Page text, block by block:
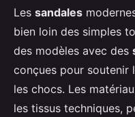
Les sandales
bien loin des simples
des modèles avec des
conçues pour soutenir
les chocs. Les
les tissus techniques,